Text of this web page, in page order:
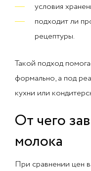
условия
подходит ли
рецептуры.
Такой подход
формально, а под
кухни или
От чего
молока
При сравнении цен